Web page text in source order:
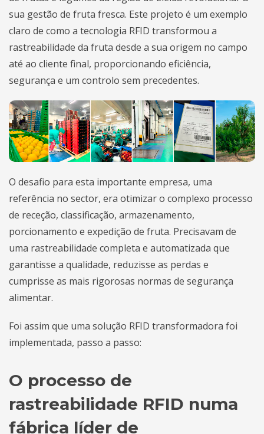
sua gestão de fruta fresca. Este projeto é um exemplo
claro de como a tecnologia RFID transformou a
rastreabilidade da fruta desde a sua origem no campo
até ao cliente final, proporcionando eficiência,
segurança e um controlo sem precedentes.
O desafio para esta importante empresa, uma
referência no sector, era otimizar o complexo processo
de receção, classificação, armazenamento,
porcionamento e expedição de fruta. Precisavam de
uma rastreabilidade completa e automatizada que
garantisse a qualidade, reduzisse as perdas e
cumprisse as mais rigorosas normas de segurança
alimentar.
Foi assim que uma solução RFID transformadora foi
implementada, passo a passo:
O processo de
rastreabilidade RFID numa
fábrica líder de